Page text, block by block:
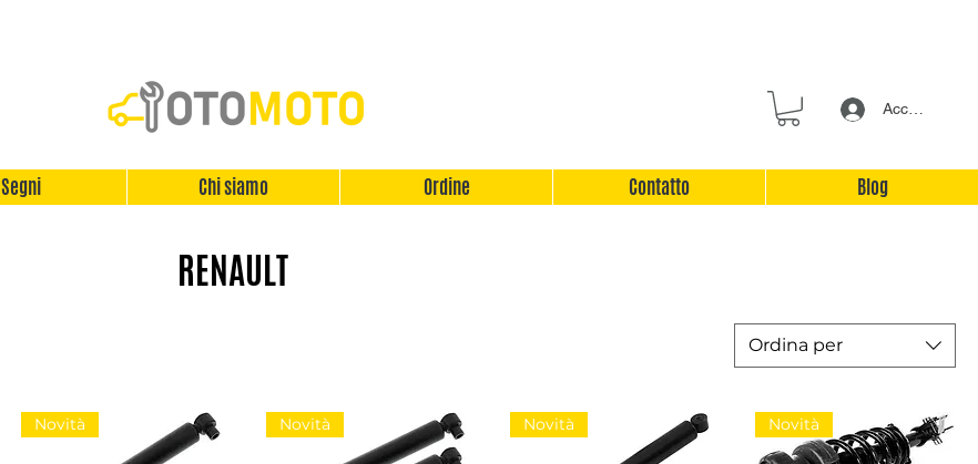
Accedi
Segni Chi siamo Ordine Contatto Blog
RENAULT
Ordina per
Novità Novità Novità Novità